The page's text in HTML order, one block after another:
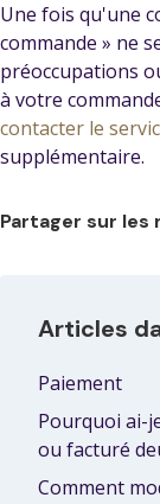
Une fois qu'une
commande » ne
préoccupations
à votre
contacter le
supplémentaire.
Partager sur les
Articles
Paiement
Pourquoi ai-
ou facturé
Comment